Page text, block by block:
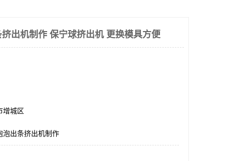
出机制作 保宁球挤出机 更换模具方便
增城区
泡出条挤出机制作